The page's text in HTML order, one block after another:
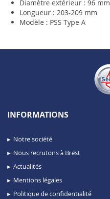
Diamètre extérieur : 96 mm
Longueur : 203-209 mm
Modèle : PSS Type A
INFORMATIONS
Notre société
Nous recrutons à Brest
Actualités
Mentions légales
Politique de confidentialité